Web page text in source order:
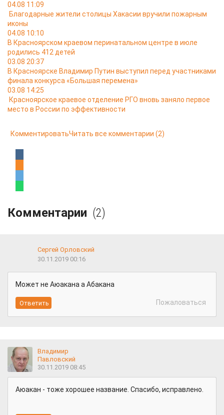
04.08 11:09
Благодарные жители столицы Хакасии вручили пожарным
иконы
04.08 10:10
В Красноярском краевом перинатальном центре в июле
родились 412 детей
03.08 20:37
В Красноярске Владимир Путин выступил перед участниками
финала конкурса «Большая перемена»
03.08 14:25
Красноярское краевое отделение РГО вновь заняло первое
место в России по эффективности
КомментироватьЧитать все комментарии (2)
Комментарии (2)
Сергей Орловский
30.11.2019 00:16
Может не Аюакана а Абакана
Пожаловаться
Владимир
Павловский
30.11.2019 08:45
Аюакан - тоже хорошее название. Спасибо, исправлено.